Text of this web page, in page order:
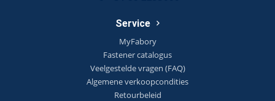
Service
MyFabory
Fastener catalogus
Veelgestelde vragen (FAQ)
Algemene verkoopcondities
Retourbeleid